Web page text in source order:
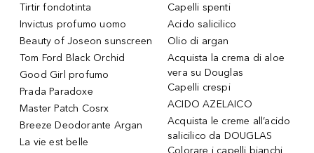
Tirtir fondotinta
Invictus profumo uomo
Beauty of Joseon sunscreen
Tom Ford Black Orchid
Good Girl profumo
Prada Paradoxe
Master Patch Cosrx
Breeze Deodorante Argan
La vie est belle
Capelli spenti
Acido salicilico
Olio di argan
Acquista la crema di aloe
vera su Douglas
Capelli crespi
ACIDO AZELAICO
Acquista le creme all’acido
salicilico da DOUGLAS
Colorare i capelli bianchi